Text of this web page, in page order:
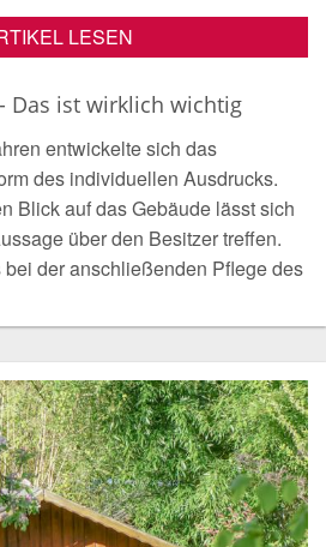
LESEN
Das ist wirklich wichtig
entwickelte sich das
des individuellen Ausdrucks.
Blick auf das Gebäude lässt sich
über den Besitzer treffen.
bei der anschließenden Pflege des